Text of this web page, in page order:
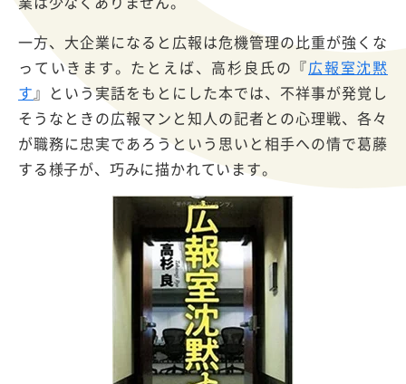
一方、大企業になると広報は危機管理の比重が強くな
っていきます。たとえば、高杉良氏の『広報室沈黙
す』という実話をもとにした本では、不祥事が発覚し
そうなときの広報マンと知人の記者との心理戦、各々
が職務に忠実であろうという思いと相手への情で葛藤
する様子が、巧みに描かれています。